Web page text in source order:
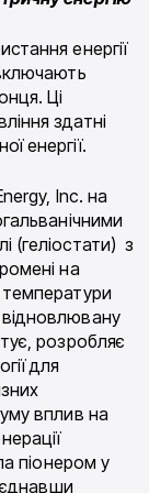
енергії
Ці
здатні
енергії.
Inc. на
(геліостати) з
на
розробляє
для
вплив на
піонером у